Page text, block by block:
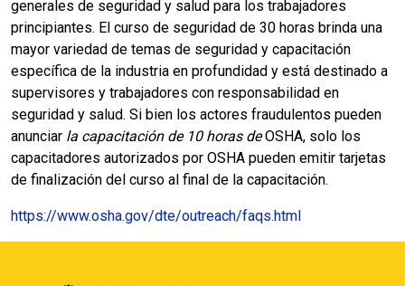
generales de seguridad y salud para los trabajadores
principiantes. El curso de seguridad de 30 horas brinda una
mayor variedad de temas de seguridad y capacitación
específica de la industria en profundidad y está destinado a
supervisores y trabajadores con responsabilidad en
seguridad y salud. Si bien los actores fraudulentos pueden
anunciar la capacitación de 10 horas deOSHA, solo los
capacitadores autorizados por OSHA pueden emitir tarjetas
de finalización del curso al final de la capacitación.
https://www.osha.gov/dte/outreach/faqs.html